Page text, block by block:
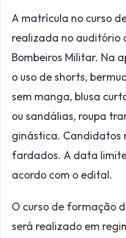
A matrícula no curso
realizada no auditório
Bombeiros Militar. Na
o uso de shorts,
sem manga, blusa
ou sandálias, roupa
ginástica. Candidatos
fardados. A data
acordo com o edital.
O curso de formação
será realizado em